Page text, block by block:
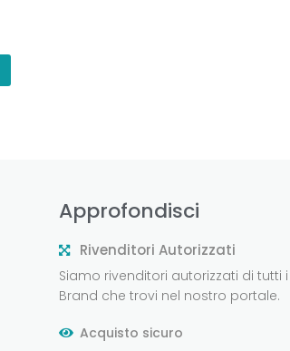
Approfondisci
Rivenditori Autorizzati
Siamo rivenditori autorizzati di tutti i
Brand che trovi nel nostro portale.
Acquisto sicuro